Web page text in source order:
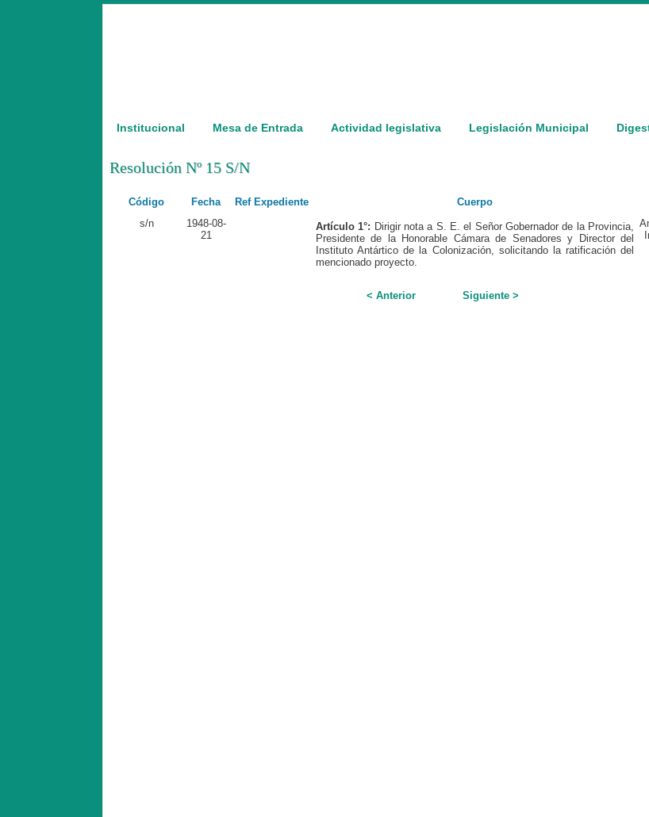
Institucional Mesa de Entrada Actividad legislativa Legislación Municipal
Resolución Nº 15 S/N
Código Fecha Ref Expediente Cuerpo
s/n
1948-08-
21
Artículo 1°: Dirigir nota a S. E. el Señor Gobernador de la Provincia,
Presidente de la Honorable Cámara de Senadores y Director del
Instituto Antártico de la Colonización, solicitando la ratificación del
mencionado proyecto.
< Anterior Siguiente >